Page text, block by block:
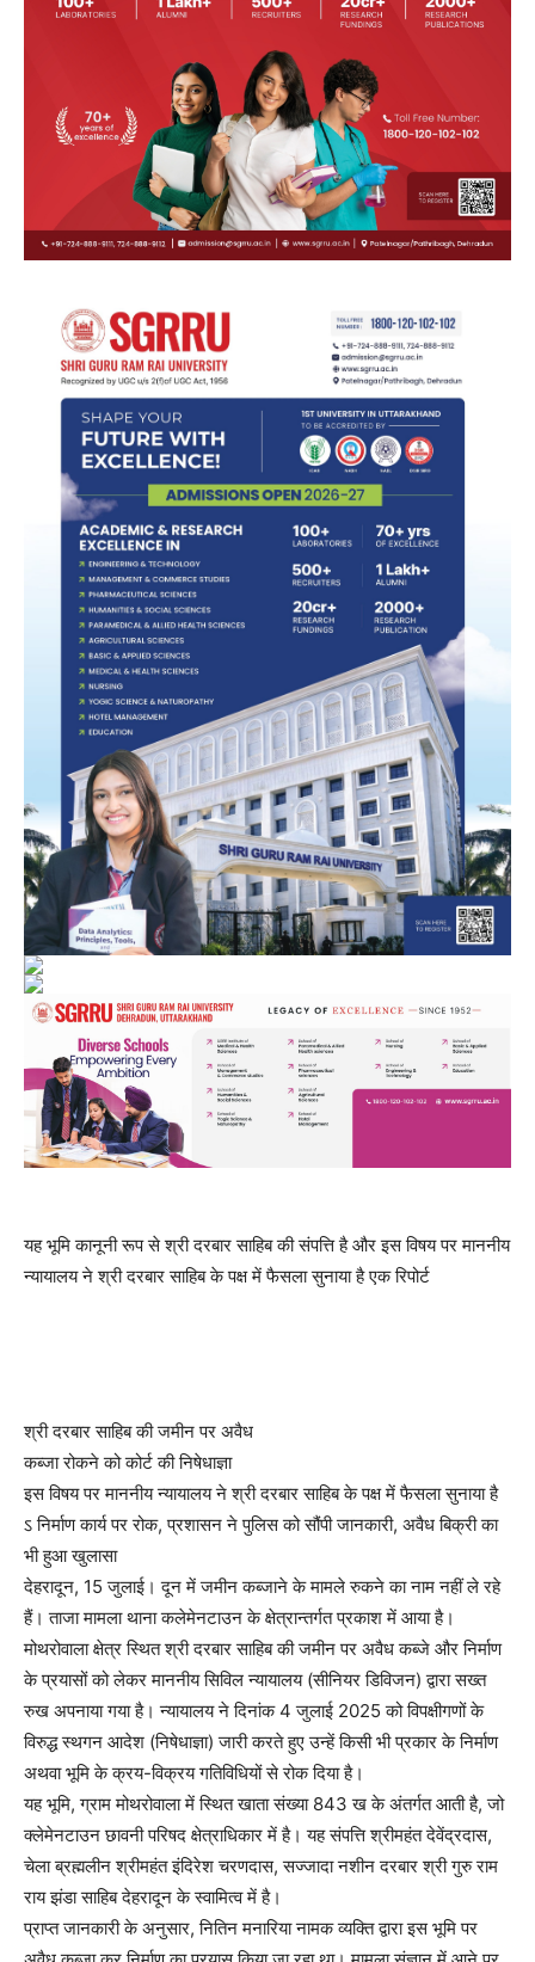
यह भूमि कानूनी रूप से श्री दरबार साहिब की संपत्ति है और इस विषय पर माननीय
न्यायालय ने श्री दरबार साहिब के पक्ष में फैसला सुनाया है एक रिपोर्ट
श्री दरबार साहिब की जमीन पर अवैध
कब्जा रोकने को कोर्ट की निषेधाज्ञा
इस विषय पर माननीय न्यायालय ने श्री दरबार साहिब के पक्ष में फैसला सुनाया है
ऽ निर्माण कार्य पर रोक, प्रशासन ने पुलिस को सौंपी जानकारी, अवैध बिक्री का
भी हुआ खुलासा
देहरादून, 15 जुलाई। दून में जमीन कब्जाने के मामले रुकने का नाम नहीं ले रहे
हैं। ताजा मामला थाना कलेमेनटाउन के क्षेत्रान्तर्गत प्रकाश में आया है।
मोथरोवाला क्षेत्र स्थित श्री दरबार साहिब की जमीन पर अवैध कब्जे और निर्माण
के प्रयासों को लेकर माननीय सिविल न्यायालय (सीनियर डिविजन) द्वारा सख्त
रुख अपनाया गया है। न्यायालय ने दिनांक 4 जुलाई 2025 को विपक्षीगणों के
विरुद्ध स्थगन आदेश (निषेधाज्ञा) जारी करते हुए उन्हें किसी भी प्रकार के निर्माण
अथवा भूमि के क्रय-विक्रय गतिविधियों से रोक दिया है।
यह भूमि, ग्राम मोथरोवाला में स्थित खाता संख्या 843 ख के अंतर्गत आती है, जो
क्लेमेनटाउन छावनी परिषद क्षेत्राधिकार में है। यह संपत्ति श्रीमहंत देवेंद्रदास,
चेला ब्रह्मलीन श्रीमहंत इंदिरेश चरणदास, सज्जादा नशीन दरबार श्री गुरु राम
राय झंडा साहिब देहरादून के स्वामित्व में है।
प्राप्त जानकारी के अनुसार, नितिन मनारिया नामक व्यक्ति द्वारा इस भूमि पर